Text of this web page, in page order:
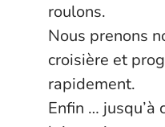
roulons.
Nous prenons
croisière et
rapidement.
Enfin … jusqu’à